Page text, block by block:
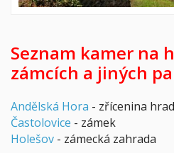
Seznam kamer na
zámcích a jiných
Andělská Hora - zřícenina
Častolovice - zámek
Holešov - zámecká zahrada